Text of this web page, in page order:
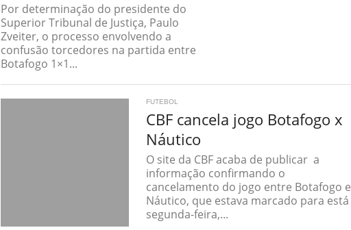
Por determinação do presidente do
Superior Tribunal de Justiça, Paulo
Zveiter, o processo envolvendo a
confusão torcedores na partida entre
Botafogo 1×1...
FUTEBOL
CBF cancela jogo Botafogo x
Náutico
O site da CBF acaba de publicar a
informação confirmando o
cancelamento do jogo entre Botafogo e
Náutico, que estava marcado para está
segunda-feira,...